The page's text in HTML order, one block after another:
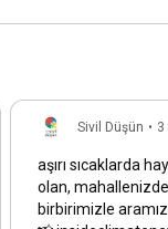
Sivil Düşün • 3
aşırı sıcaklarda
olan,
birbirimizle